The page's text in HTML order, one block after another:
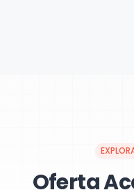
Oferta